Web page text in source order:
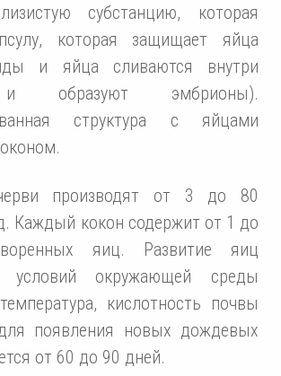
субстанцию, которая
которая защищает яйца
и яйца сливаются внутри
образуют эмбрионы).
структура с яйцами
производят от 3 до 80
Каждый кокон содержит от 1 до
яиц. Развитие яиц
условий окружающей среды
кислотность почвы
появления новых дождевых
от 60 до 90 дней.